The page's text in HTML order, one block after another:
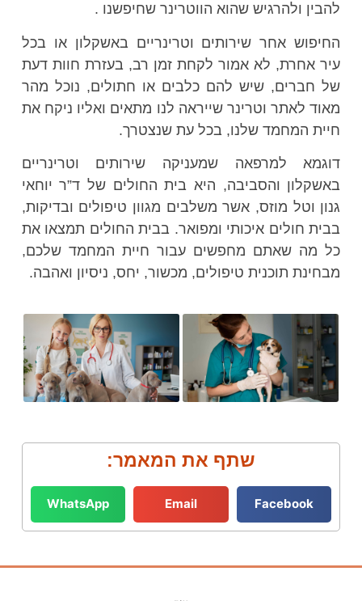
להבין ולהרגיש שהוא הווטרינר שחיפשנו .
החיפוש אחר שירותים וטרינריים באשקלון או בכל
עיר אחרת, לא אמור לקחת זמן רב, בעזרת חוות דעת
של חברים, שיש להם כלבים או חתולים, נוכל מהר
מאוד לאתר וטרינר שייראה לנו מתאים ואליו ניקח את
חיית המחמד שלנו, בכל עת שנצטרך.
דוגמא למרפאה שמעניקה שירותים וטרינריים
באשקלון והסביבה, היא בית החולים של ד”ר יוחאי
גנון וטל מוזס, אשר משלבים מגוון טיפולים ובדיקות,
בבית חולים איכותי ומפואר. בבית החולים תמצאו את
כל מה שאתם מחפשים עבור חיית המחמד שלכם,
מבחינת תוכנית טיפולים, מכשור, יחס, ניסיון ואהבה.
שתף את המאמר:
Facebook
Email
WhatsApp